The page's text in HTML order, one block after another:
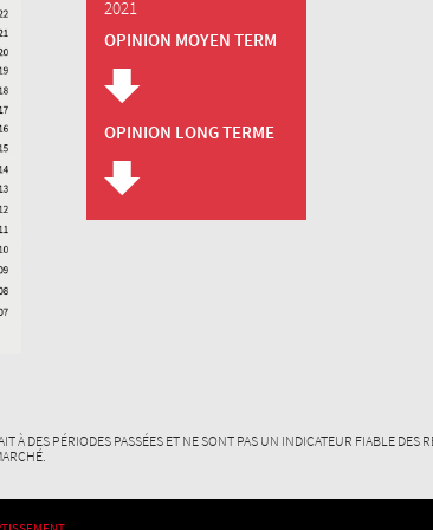
2021
OPINION MOYEN TERM
OPINION LONG TERME
À DES PÉRIODES PASSÉES ET NE SONT PAS UN INDICATEUR FIABLE DES